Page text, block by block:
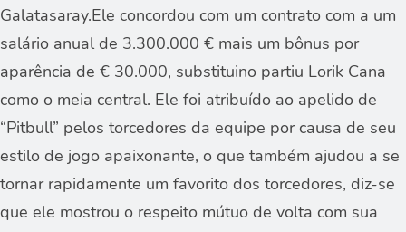
Galatasaray.Ele concordou com um contrato com a um
salário anual de 3.300.000 € mais um bônus por
aparência de € 30.000, substituino partiu Lorik Cana
como o meia central. Ele foi atribuído ao apelido de
“Pitbull” pelos torcedores da equipe por causa de seu
estilo de jogo apaixonante, o que também ajudou a se
tornar rapidamente um favorito dos torcedores, diz-se
que ele mostrou o respeito mútuo de volta com sua